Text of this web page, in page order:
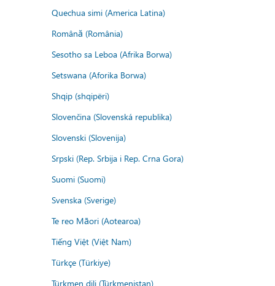
Quechua simi (America Latina)
Română (România)
Sesotho sa Leboa (Afrika Borwa)
Setswana (Aforika Borwa)
Shqip (shqipëri)
Slovenčina (Slovenská republika)
Slovenski (Slovenija)
Srpski (Rep. Srbija i Rep. Crna Gora)
Suomi (Suomi)
Svenska (Sverige)
Te reo Māori (Aotearoa)
Tiếng Việt (Việt Nam)
Türkçe (Türkiye)
Türkmen dili (Türkmenistan)